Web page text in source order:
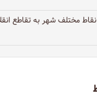
نقاط مختلف شهر به تقاطع